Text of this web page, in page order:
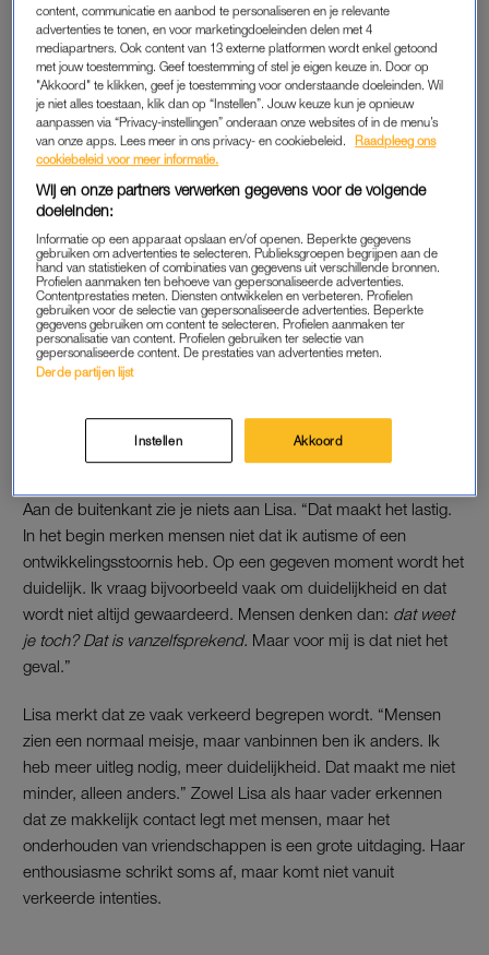
Uiteindelijk heb ik een modeopleiding gedaan. Ik vond het
leuk, maar het was niet altijd makkelijk. Tekenen,
verhoudingen inschatten – tja, dat is lastig als je het niet goed
kunt inschatten. Gelukkig kreeg ik veel hulp.”
Erik: “Lisa was een modelleerling. Ze wilde graag, hield zich
hielp mee met haar opdrachten.” Helaas lukte het Lisa na haar
afstuderen niet om een baan in haar werkveld te vinden.
Naomi (28) heeft autisme:
'Medicatie kan het leven
makkelijker maken'
Aan de buitenkant zie je niets aan Lisa. “Dat maakt het lastig.
In het begin merken mensen niet dat ik autisme of een
ontwikkelingsstoornis heb. Op een gegeven moment wordt het
duidelijk. Ik vraag bijvoorbeeld vaak om duidelijkheid en dat
wordt niet altijd gewaardeerd. Mensen denken dan: dat weet
je toch? Dat is vanzelfsprekend. Maar voor mij is dat niet het
geval.”
Lisa merkt dat ze vaak verkeerd begrepen wordt. “Mensen
zien een normaal meisje, maar vanbinnen ben ik anders. Ik
heb meer uitleg nodig, meer duidelijkheid. Dat maakt me niet
minder, alleen anders.” Zowel Lisa als haar vader erkennen
dat ze makkelijk contact legt met mensen, maar het
onderhouden van vriendschappen is een grote uitdaging. Haar
enthousiasme schrikt soms af, maar komt niet vanuit
verkeerde intenties.
content, communicatie en aanbod te personaliseren en je relevante
advertenties te tonen, en voor marketingdoeleinden delen met 4
mediapartners. Ook content van 13 externe platformen wordt enkel getoond
met jouw toestemming. Geef toestemming of stel je eigen keuze in. Door op
"Akkoord" te klikken, geef je toestemming voor onderstaande doeleinden. Wil
je niet alles toestaan, klik dan op “Instellen”. Jouw keuze kun je opnieuw
aanpassen via “Privacy-instellingen” onderaan onze websites of in de menu’s
van onze apps. Lees meer in ons privacy- en cookiebeleid.
Raadpleeg ons
cookiebeleid voor meer informatie.
Wij en onze partners verwerken gegevens voor de volgende
doeleinden:
Informatie op een apparaat opslaan en/of openen. Beperkte gegevens
gebruiken om advertenties te selecteren. Publieksgroepen begrijpen aan de
hand van statistieken of combinaties van gegevens uit verschillende bronnen.
Profielen aanmaken ten behoeve van gepersonaliseerde advertenties.
Contentprestaties meten. Diensten ontwikkelen en verbeteren. Profielen
gebruiken voor de selectie van gepersonaliseerde advertenties. Beperkte
gegevens gebruiken om content te selecteren. Profielen aanmaken ter
personalisatie van content. Profielen gebruiken ter selectie van
gepersonaliseerde content. De prestaties van advertenties meten.
Derde partijen lijst
Instellen Akkoord